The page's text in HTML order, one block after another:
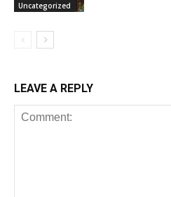
Uncategorized
LEAVE A REPLY